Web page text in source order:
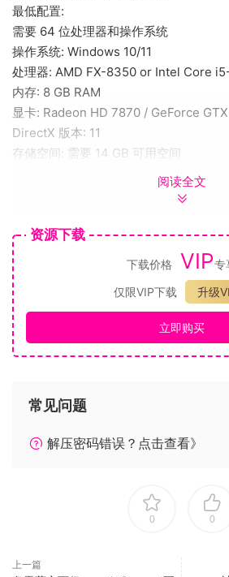
最低配置:
需要 64 位处理器和操作系统
操作系统: Windows 10/11
处理器: AMD FX-8350 or Intel Core
内存: 8 GB RAM
显卡: Radeon HD 7870 / GeForce
DirectX 版本: 11
存储空间: 需要 14 GB 可用空间
附注事项: Requires a 64-bit
关于这款游戏
在这款全新中世纪背景即时大型战略游
称霸欧洲之路。
作为大型策略游戏的入门游戏，《荣誉
（Sovereign）》将满足所有玩家对深
形象的中世界欧洲缩影、栩栩如生的世
候。精挑细选王庭成员，决定人民命运
斗。广阔的成功前景：成为名副其实的君
游戏特色
浅显易懂的大型策略游戏]——轻松上手
选择你的王国——从200多个遍布欧洲、
阅读全文
资源下载
下载价格 VIP专
仅限VIP下载
升级
立即购买
常见问题
解压密码错误？点击查看》
0 0
上一篇